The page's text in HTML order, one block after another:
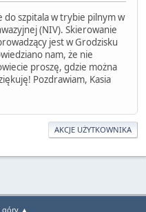
do szpitala w trybie pilnym w
(NIV). Skierowanie
jest w Grodzisku
nam, że nie
proszę, gdzie można
Pozdrawiam, Kasia
AKCJE UŻYTKOWNIKA
góry ▲